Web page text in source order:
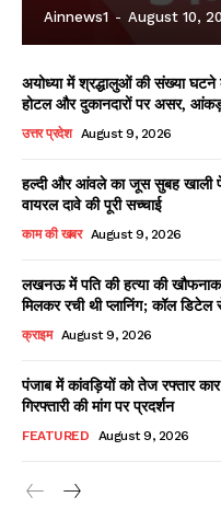
Facebook
X
Read
Ainnews1 - August 10,
अयोध्या में श्रद्धालुओं की संख्या घटने
होटल और दुकानदारों पर असर,
उत्तर प्रदेश August 9, 2026
हल्दी और आंवले का जूस सुबह खाली
वायरल दावे की पूरी सच्चाई
काम की खबर August 9, 2026
लखनऊ में पति की हत्या की
मिलकर रची थी प्लानिंग; कॉल
क्राइम August 9, 2026
पंजाब में कांवड़ियों को तेज रफ्तार
गिरफ्तारी की मांग पर प्रदर्शन
FEATURED August 9, 2026